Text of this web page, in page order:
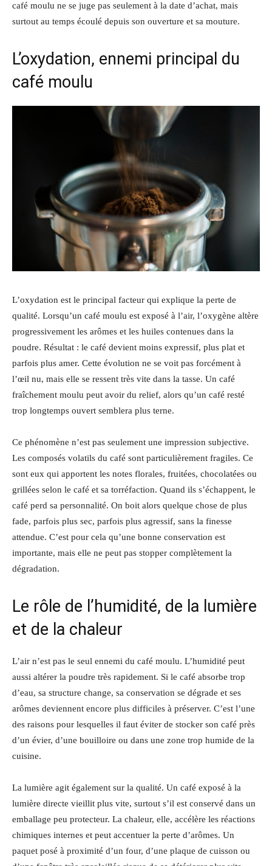
café moulu ne se juge pas seulement à la date d’achat, mais
surtout au temps écoulé depuis son ouverture et sa mouture.
L’oxydation, ennemi principal du
café moulu
L’oxydation est le principal facteur qui explique la perte de
qualité. Lorsqu’un café moulu est exposé à l’air, l’oxygène altère
progressivement les arômes et les huiles contenues dans la
poudre. Résultat : le café devient moins expressif, plus plat et
parfois plus amer. Cette évolution ne se voit pas forcément à
l’œil nu, mais elle se ressent très vite dans la tasse. Un café
fraîchement moulu peut avoir du relief, alors qu’un café resté
trop longtemps ouvert semblera plus terne.
Ce phénomène n’est pas seulement une impression subjective.
Les composés volatils du café sont particulièrement fragiles. Ce
sont eux qui apportent les notes florales, fruitées, chocolatées ou
grillées selon le café et sa torréfaction. Quand ils s’échappent, le
café perd sa personnalité. On boit alors quelque chose de plus
fade, parfois plus sec, parfois plus agressif, sans la finesse
attendue. C’est pour cela qu’une bonne conservation est
importante, mais elle ne peut pas stopper complètement la
dégradation.
Le rôle de l’humidité, de la lumière
et de la chaleur
L’air n’est pas le seul ennemi du café moulu. L’humidité peut
aussi altérer la poudre très rapidement. Si le café absorbe trop
d’eau, sa structure change, sa conservation se dégrade et ses
arômes deviennent encore plus difficiles à préserver. C’est l’une
des raisons pour lesquelles il faut éviter de stocker son café près
d’un évier, d’une bouilloire ou dans une zone trop humide de la
cuisine.
La lumière agit également sur la qualité. Un café exposé à la
lumière directe vieillit plus vite, surtout s’il est conservé dans un
emballage peu protecteur. La chaleur, elle, accélère les réactions
chimiques internes et peut accentuer la perte d’arômes. Un
paquet posé à proximité d’un four, d’une plaque de cuisson ou